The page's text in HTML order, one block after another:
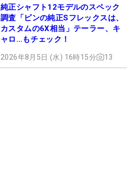
純正シャフト12モデルのスペック
調査「ピンの純正Sフレックスは、
カスタムの6X相当」テーラー、キ
ャロ…もチェック！
2026年8月5日 (水) 16時15分 13